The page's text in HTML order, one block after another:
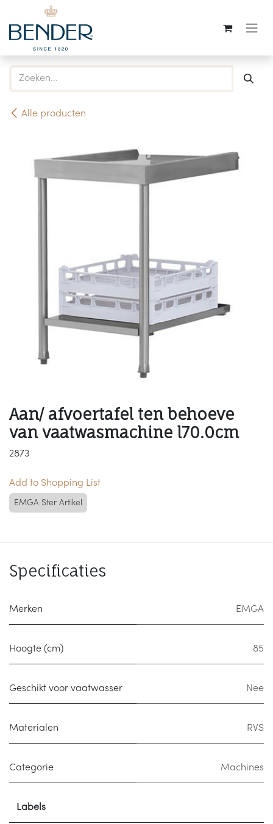
Overslaan naar inhoud
Alle producten
Aan/ afvoertafel ten behoeve
van vaatwasmachine l70.0cm
2873
Add to Shopping List
EMGA Ster Artikel
Specificaties
Merken EMGA
Hoogte (cm) 85
Geschikt voor vaatwasser Nee
Materialen RVS
Categorie Machines
Labels